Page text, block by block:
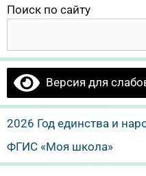
Поиск по сайту
Версия для
2026 Год единства и
ФГИС «Моя школа»